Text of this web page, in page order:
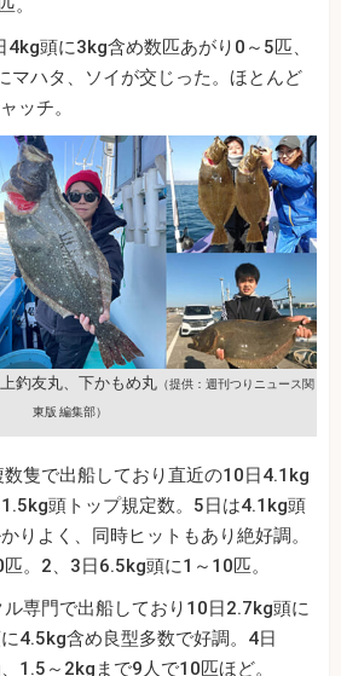
。
頭に3kg含め数匹あがり0～5匹、
マハタ、ソイが交じった。ほとんど
ッチ。
釣友丸、下かもめ丸（提供：週刊つりニュース関
東版 編集部）
隻で出船しており直近の10日4.1kg
頭トップ規定数。5日は4.1kg頭
りよく、同時ヒットもあり絶好調。
。2、3日6.5kg頭に1～10匹。
専門で出船しており10日2.7kg頭に
4.5kg含め良型多数で好調。4日
1.5～2kgまで9人で10匹ほど。